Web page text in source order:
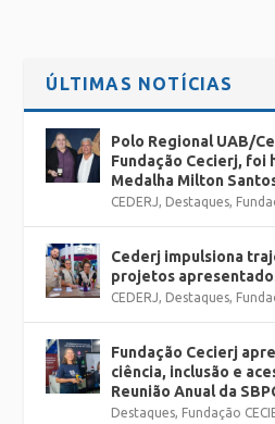
ÚLTIMAS NOTÍCIAS
Polo Regional UAB/
Fundação Cecierj, foi
Medalha Milton
CEDERJ, Destaques,
Cederj impulsiona
projetos
CEDERJ, Destaques,
Fundação Cecierj
ciência, inclusão e
Reunião Anual da
Destaques, Fundação